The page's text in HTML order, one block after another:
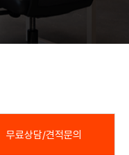
무료상담/견적문의